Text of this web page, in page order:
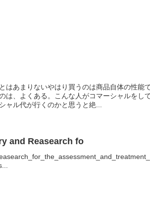
はあまりないやはり買うのは商品自体の性能
は、よくある。こんな人がコマーシャルをし
ャル代が行くのかと思うと絶...
and Reasearch fo